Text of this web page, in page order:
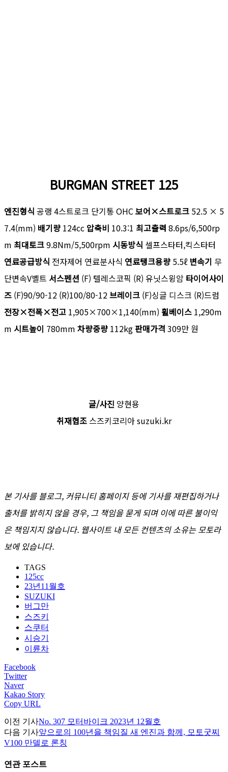
BURGMAN STREET 125
엔진형식 공랭 4스트로크 단기통 OHC보어×스트로크 52.5 × 5
7.4(mm) 배기량 124cc 압축비 10.3:1 최고출력 8.6ps/6,500rp
m 최대토크9.8Nm/5,500rpm 시동방식 셀프스타터,킥스타터
연료공급방식 전자제어 연료분사식 연료탱크용량 5.5ℓ 변속기 무
단변속V벨트 서스펜션 (F) 텔레스코픽 (R) 유닛스윙암 타이어사이
즈 (F)90/90-12 (R)100/80-12브레이크 (F)싱글 디스크 (R)드럼
전장×전폭×전고 1,905×700×1,140(mm) 휠베이스 1,290m
m 시트높이 780mm 차량중량 112kg 판매가격 309만 원
글/사진 양현용
취재협조스즈키코리아 suzuki.kr
본 기사를 블로그, 커뮤니티 홈페이지 등에 기사를 재편집하거나
출처를 밝히지 않을 경우, 그 책임을 묻게 되며 이에 따른 불이익
은 책임지지 않습니다. 웹사이트 내 모든 컨텐츠의 소유는 모토라
보에 있습니다.
TAGS
125cc
23년11월호
SUZUKI
버그만
스즈키
스쿠터
시승기
이륜차
Facebook
Twitter
Naver
Kakao Story
Copy URL
이전 기사No. 307 모터바이크 2023년 12월호
다음 기사앞으로의 100년을 책임질 새 엔진과 함께, 모토굿찌
V100 만델로 론칭
연관 포스트